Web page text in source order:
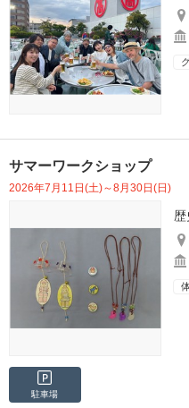
サマーワークショップ
2026年7月11日(土)～8月30日(日)
駐車場